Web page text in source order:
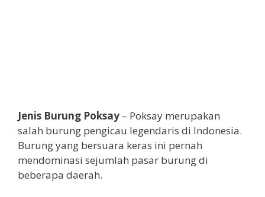
Jenis Burung Poksay – Poksay merupakan
salah burung pengicau legendaris di Indonesia.
Burung yang bersuara keras ini pernah
mendominasi sejumlah pasar burung di
beberapa daerah.